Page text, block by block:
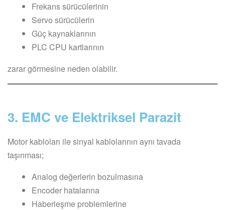
Frekans sürücülerinin
Servo sürücülerin
Güç kaynaklarının
PLC CPU kartlarının
zarar görmesine neden olabilir.
3. EMC ve Elektriksel Parazit
Motor kabloları ile sinyal kablolarının aynı tavada
taşınması;
Analog değerlerin bozulmasına
Encoder hatalarına
Haberleşme problemlerine